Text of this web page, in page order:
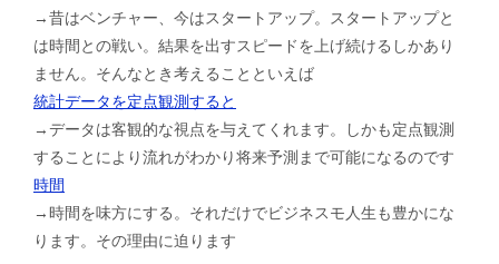
→昔はベンチャー、今はスタートアップ。スタートアップと
は時間との戦い。結果を出すスピードを上げ続けるしかあり
ません。そんなとき考えることといえば
統計データを定点観測すると
→データは客観的な視点を与えてくれます。しかも定点観測
することにより流れがわかり将来予測まで可能になるのです
時間
→時間を味方にする。それだけでビジネスモ人生も豊かにな
ります。その理由に迫ります